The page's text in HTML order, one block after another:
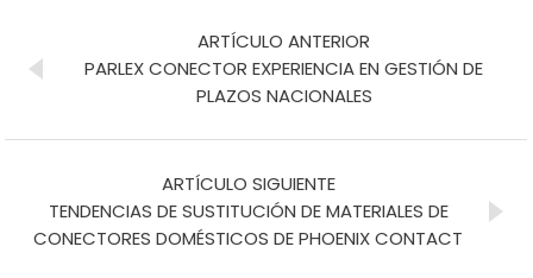
ARTÍCULO ANTERIOR
PARLEX CONECTOR EXPERIENCIA EN GESTIÓN DE
PLAZOS NACIONALES
ARTÍCULO SIGUIENTE
TENDENCIAS DE SUSTITUCIÓN DE MATERIALES DE
CONECTORES DOMÉSTICOS DE PHOENIX CONTACT